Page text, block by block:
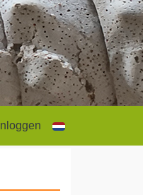
Inloggen